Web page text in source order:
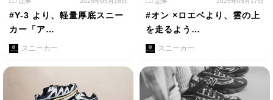
#Y-3 より、軽量厚底スニー
カー「ア…
スニーカー
#オン ×ロエベより、雲の上
を走るよう…
スニーカー